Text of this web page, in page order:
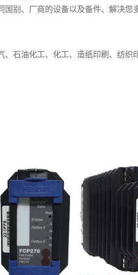
别、厂商的设备以及备件、解决
石油化工、化工、造纸印刷、纺